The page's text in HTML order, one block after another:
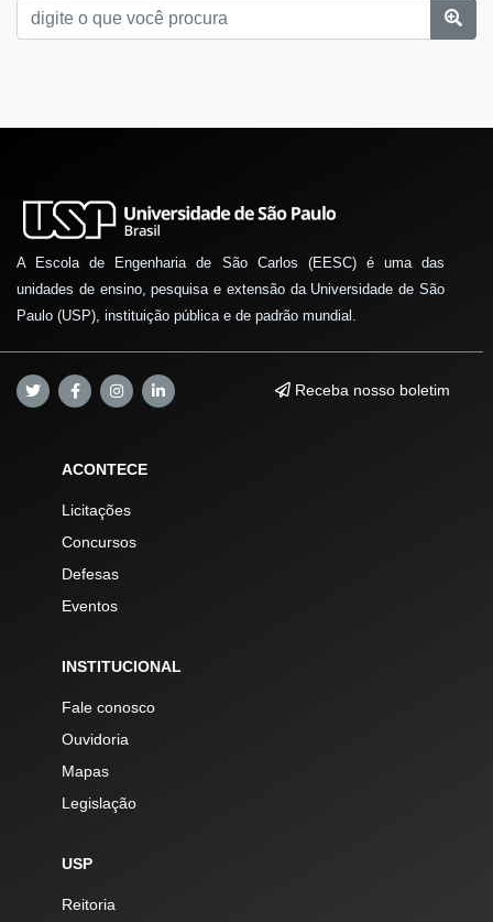
A Escola de Engenharia de São Carlos (EESC) é uma das
unidades de ensino, pesquisa e extensão da Universidade de São
Paulo (USP), instituição pública e de padrão mundial.
Receba nosso boletim
ACONTECE
Licitações
Concursos
Defesas
Eventos
INSTITUCIONAL
Fale conosco
Ouvidoria
Mapas
Legislação
USP
Reitoria